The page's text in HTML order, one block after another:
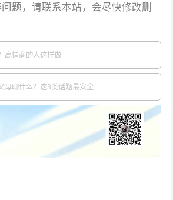
题，请联系本站，会尽快修改删
高情商的人这样做
母聊什么？这3类话题最安全